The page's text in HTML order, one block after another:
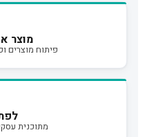
מוצר
פיתוח מוצרים
מתוכנית